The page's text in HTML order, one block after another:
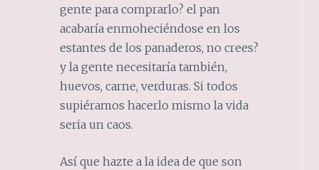
gente para comprarlo? el pan
acabaría enmoheciéndose en los
estantes de los panaderos, no crees?
y la gente necesitaría también,
huevos, carne, verduras. Si todos
supiéramos hacerlo mismo la vida
seria un caos.
Así que hazte a la idea de que son